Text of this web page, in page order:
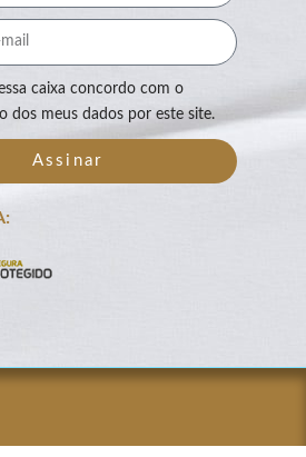
caixa concordo com o
dos meus dados por este site.
Assinar